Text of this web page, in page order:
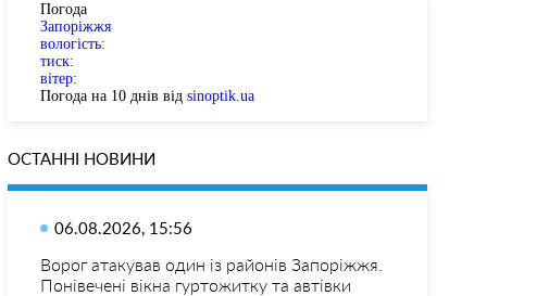
Погода
Запоріжжя
вологість:
тиск:
вітер:
Погода на 10 днів від sinoptik.ua
ОСТАННІ НОВИНИ
06.08.2026, 15:56
Ворог атакував один із районів Запоріжжя.
Понівечені вікна гуртожитку та автівки